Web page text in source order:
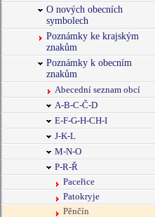
O nových obecních
symbolech
Poznámky ke krajským
znakům
Poznámky k obecním
znakům
Abecední seznam obcí
A-B-C-Č-D
E-F-G-H-CH-I
J-K-L
M-N-O
P-R-Ř
Paceřice
Patokryje
Pěnčín